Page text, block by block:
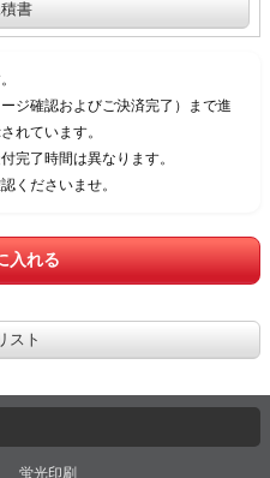
ジ確認およびご決済完了）まで進
れています。
完了時間は異なります。
くださいませ。
蛍光印刷